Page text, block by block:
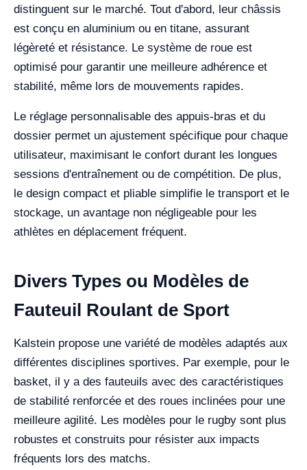
distinguent sur le marché. Tout d'abord, leur châssis
est conçu en aluminium ou en titane, assurant
légèreté et résistance. Le système de roue est
optimisé pour garantir une meilleure adhérence et
stabilité, même lors de mouvements rapides.
Le réglage personnalisable des appuis-bras et du
dossier permet un ajustement spécifique pour chaque
utilisateur, maximisant le confort durant les longues
sessions d'entraînement ou de compétition. De plus,
le design compact et pliable simplifie le transport et le
stockage, un avantage non négligeable pour les
athlètes en déplacement fréquent.
Divers Types ou Modèles de
Fauteuil Roulant de Sport
Kalstein propose une variété de modèles adaptés aux
différentes disciplines sportives. Par exemple, pour le
basket, il y a des fauteuils avec des caractéristiques
de stabilité renforcée et des roues inclinées pour une
meilleure agilité. Les modèles pour le rugby sont plus
robustes et construits pour résister aux impacts
fréquents lors des matchs.